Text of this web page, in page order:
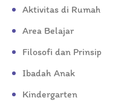
Aktivitas di Rumah
Area Belajar
Filosofi dan Prinsip
Ibadah Anak
Kindergarten